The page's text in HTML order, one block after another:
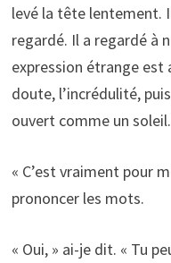
levé la tête lentement.
regardé. Il a regardé à
expression étrange est
doute, l’incrédulité,
ouvert comme un soleil.
« C’est vraiment pour
prononcer les mots.
« Oui, » ai-je dit. « Tu